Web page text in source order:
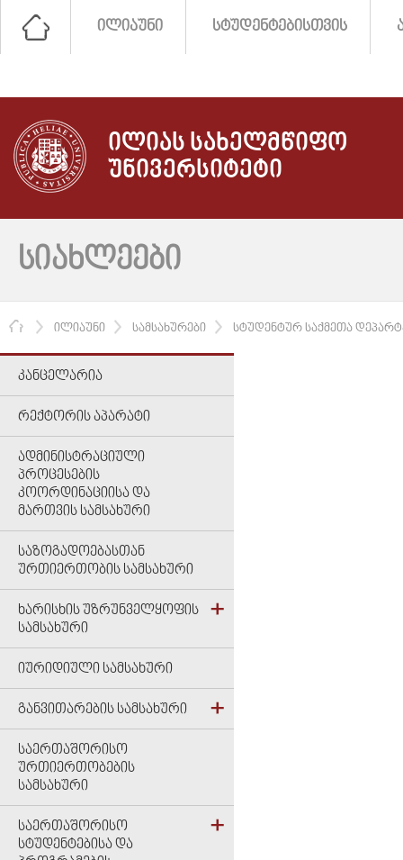
ᲘᲚᲘᲐᲣᲜᲘ ᲡᲢᲣᲓᲔᲜᲢᲔᲑᲘᲡᲗᲕᲘᲡ
ᲘᲚᲘᲐᲡ ᲡᲐᲮᲔᲚᲛᲬᲘᲤᲝ
ᲣᲜᲘᲕᲔᲠᲡᲘᲢᲔᲢᲘ
ᲡᲘᲐᲮᲚᲔᲔᲑᲘ
ᲛᲗᲐᲕᲐᲠᲘ
ᲘᲚᲘᲐᲣᲜᲘ ᲡᲐᲛᲡᲐᲮᲣᲠᲔᲑᲘ ᲡᲢᲣᲓᲔᲜᲢᲣᲠ ᲡᲐᲥᲛᲔᲗᲐ
ᲙᲐᲜᲪᲔᲚᲐᲠᲘᲐ
ᲠᲔᲥᲢᲝᲠᲘᲡ ᲐᲞᲐᲠᲐᲢᲘ
ᲐᲓᲛᲘᲜᲘᲡᲢᲠᲐᲪᲘᲣᲚᲘ
ᲞᲠᲝᲪᲔᲡᲔᲑᲘᲡ
ᲙᲝᲝᲠᲓᲘᲜᲐᲪᲘᲘᲡᲐ ᲓᲐ
ᲛᲐᲠᲗᲕᲘᲡ ᲡᲐᲛᲡᲐᲮᲣᲠᲘ
ᲡᲐᲖᲝᲒᲐᲓᲝᲔᲑᲐᲡᲗᲐᲜ
ᲣᲠᲗᲘᲔᲠᲗᲝᲑᲘᲡ ᲡᲐᲛᲡᲐᲮᲣᲠᲘ
ᲮᲐᲠᲘᲡᲮᲘᲡ ᲣᲖᲠᲣᲜᲕᲔᲚᲧᲝᲤᲘᲡ
ᲡᲐᲛᲡᲐᲮᲣᲠᲘ
ᲘᲣᲠᲘᲓᲘᲣᲚᲘ ᲡᲐᲛᲡᲐᲮᲣᲠᲘ
ᲒᲐᲜᲕᲘᲗᲐᲠᲔᲑᲘᲡ ᲡᲐᲛᲡᲐᲮᲣᲠᲘ
ᲡᲐᲔᲠᲗᲐᲨᲝᲠᲘᲡᲝ
ᲣᲠᲗᲘᲔᲠᲗᲝᲑᲔᲑᲘᲡ
ᲡᲐᲛᲡᲐᲮᲣᲠᲘ
ᲡᲐᲔᲠᲗᲐᲨᲝᲠᲘᲡᲝ
ᲡᲢᲣᲓᲔᲜᲢᲔᲑᲘᲡᲐ ᲓᲐ